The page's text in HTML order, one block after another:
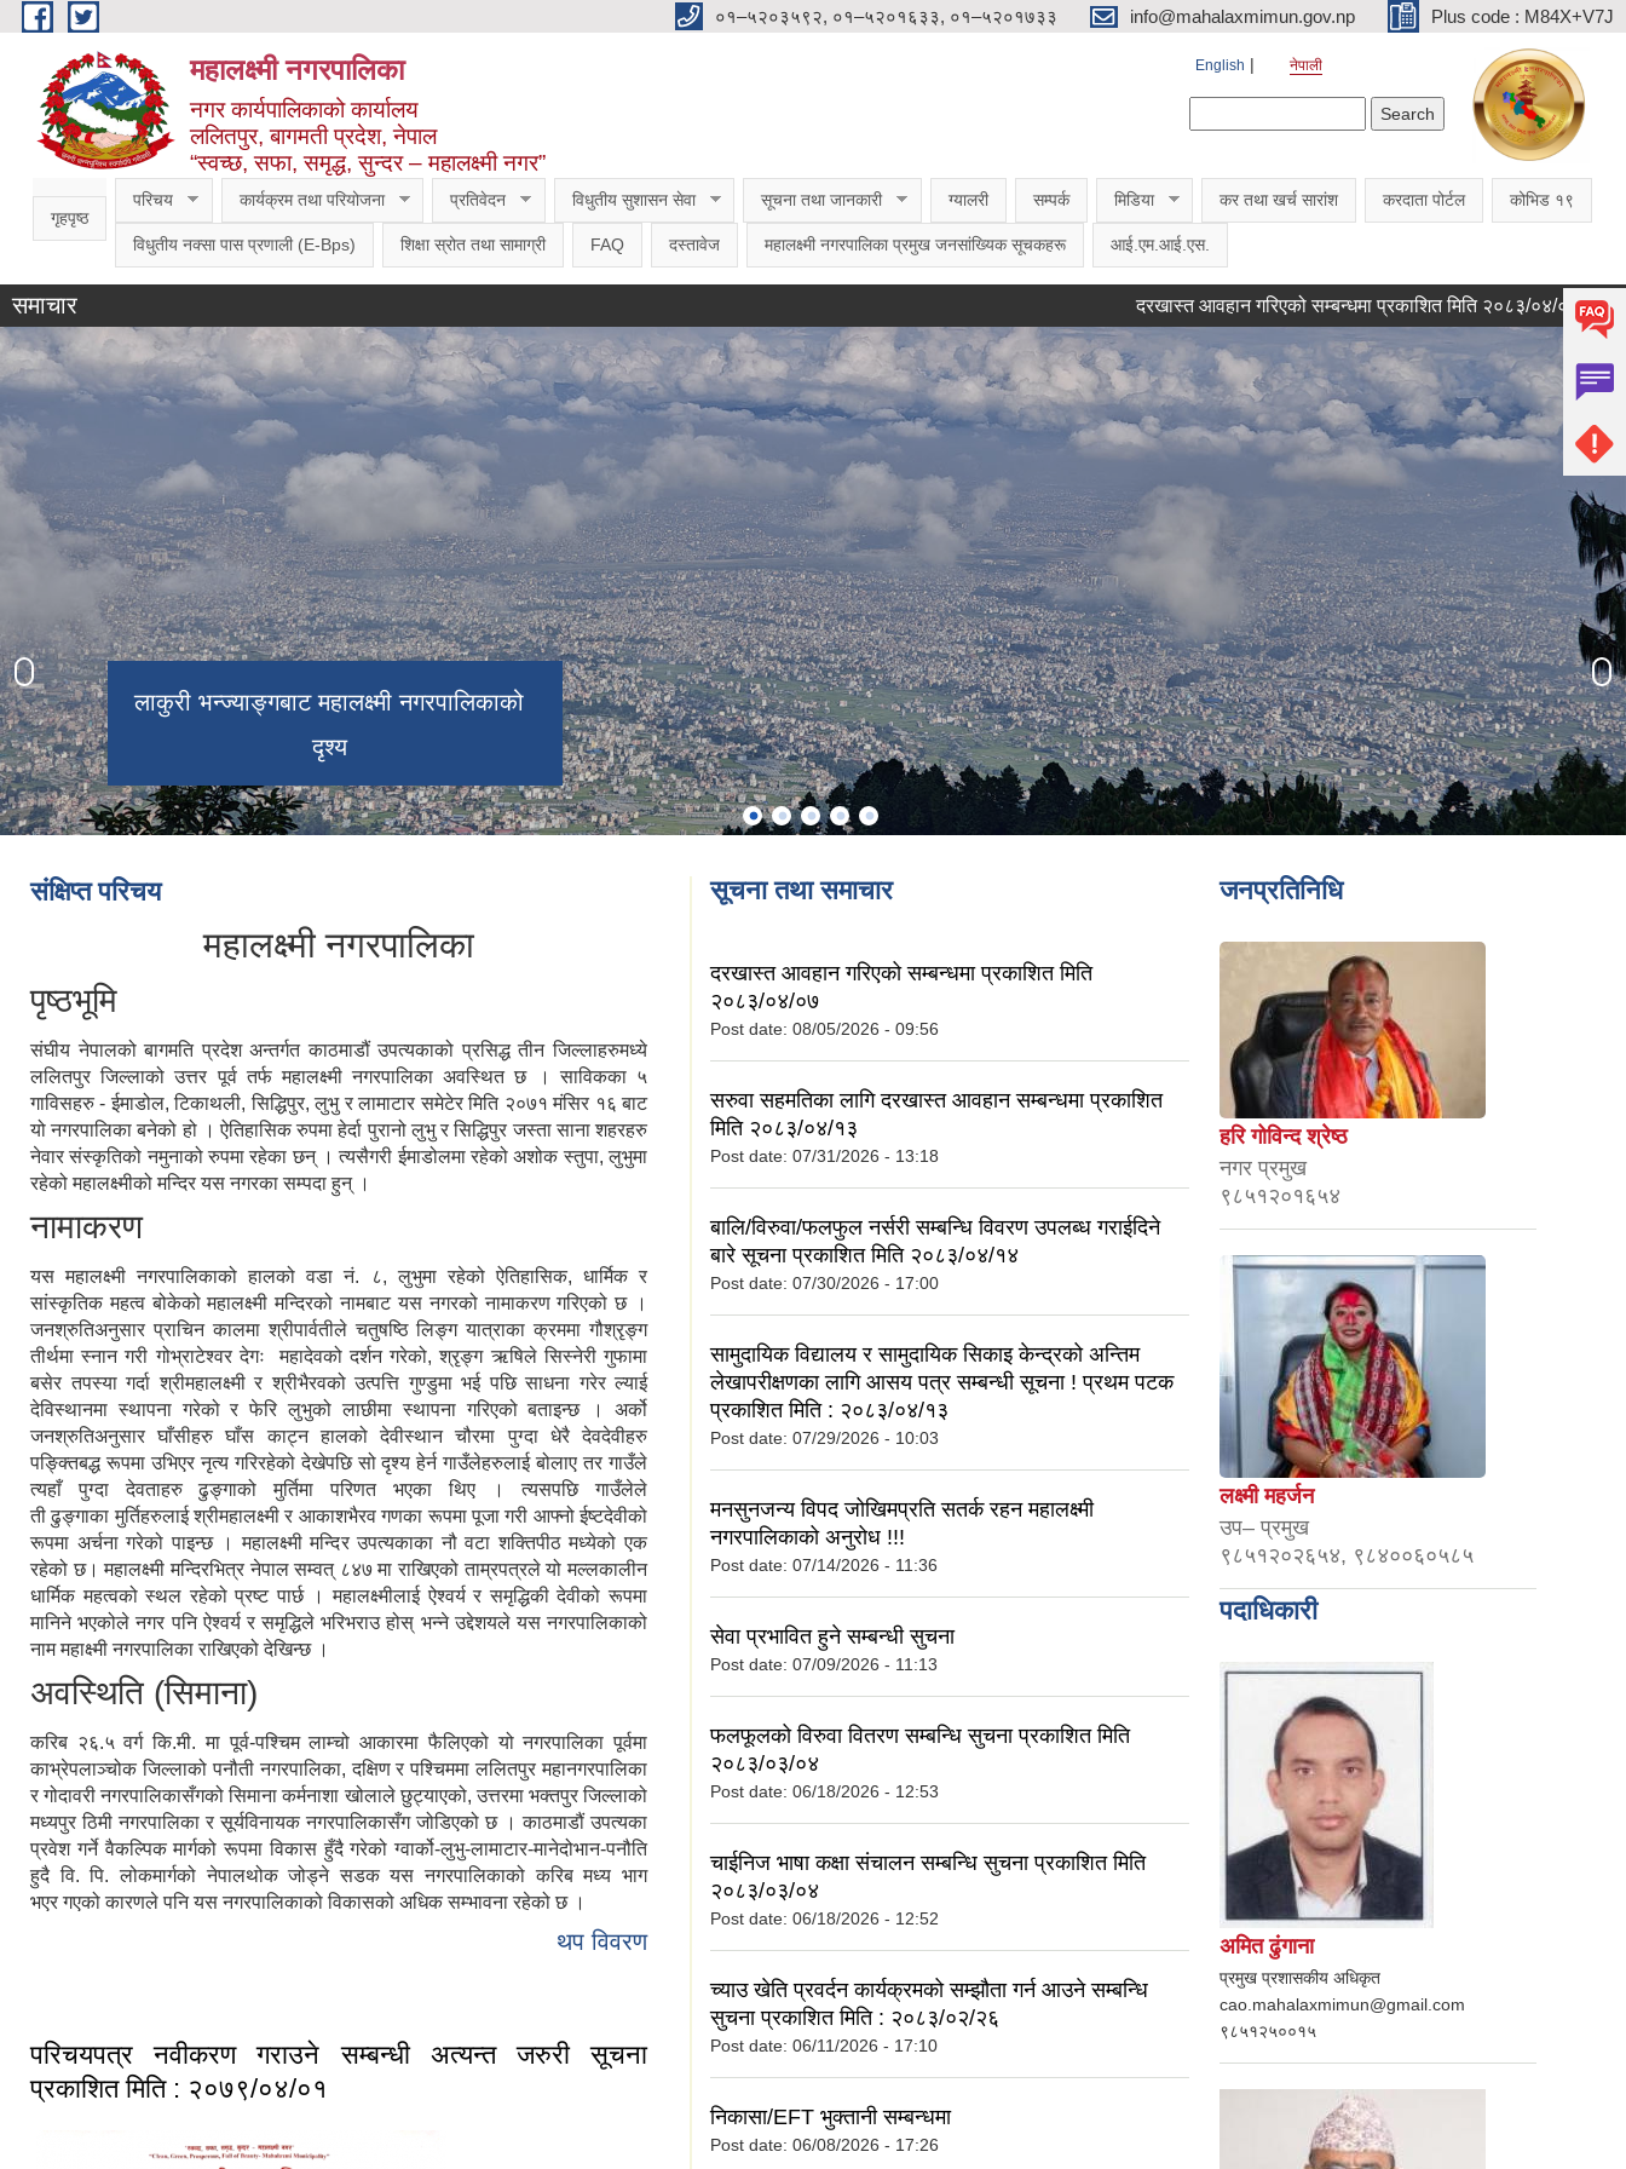
Skip to main content ०१–५२०३५९२, ०१–५२०१६३३, ०१–५२०१७३३ info@mahalaxmimun.gov.np Plus code : M84X+V7J
महालक्ष्मी नगरपालिका
नगर कार्यपालिकाको कार्यालय
ललितपुर, बागमती प्रदेश, नेपाल
“स्वच्छ, सफा, समृद्ध, सुन्दर – महालक्ष्मी नगर”
English नेपाली
गृहपृष्ठ
परिचय कार्यक्रम तथा परियोजना प्रतिवेदन विधुतीय सुशासन सेवा सूचना तथा जानकारी ग्यालरी सम्पर्क मिडिया कर तथा खर्च सारांश करदाता पोर्टल कोभिड १९
विधुतीय नक्सा पास प्रणाली (E-Bps) शिक्षा स्रोत तथा सामाग्री FAQ दस्तावेज महालक्ष्मी नगरपालिका प्रमुख जनसांख्यिक सूचकहरू आई.एम.आई.एस.
समाचार दरखास्त आवहान गरिएको सम्बन्धमा प्रकाशित मिति २०८३/०४/०७ सरुवा
लाकुरी भन्ज्याङ्गबाट महालक्ष्मी नगरपालिकाको
दृश्य
महालक्ष्मी महोत्सव २०८०
संक्षिप्त परिचय
महालक्ष्मी नगरपालिका
पृष्ठभूमि
संघीय नेपालको बागमति प्रदेश अन्तर्गत काठमाडौं उपत्यकाको प्रसिद्ध तीन जिल्लाहरुमध्ये
ललितपुर जिल्लाको उत्तर पूर्व तर्फ महालक्ष्मी नगरपालिका अवस्थित छ । साविकका ५
गाविसहरु - ईमाडोल, टिकाथली, सिद्धिपुर, लुभु र लामाटार समेटेर मिति २०७१ मंसिर १६ बाट
यो नगरपालिका बनेको हो । ऐतिहासिक रुपमा हेर्दा पुरानो लुभु र सिद्धिपुर जस्ता साना शहरहरु
नेवार संस्कृतिको नमुनाको रुपमा रहेका छन् । त्यसैगरी ईमाडोलमा रहेको अशोक स्तुपा, लुभुमा
रहेको महालक्ष्मीको मन्दिर यस नगरका सम्पदा हुन् ।
नामाकरण
यस महालक्ष्मी नगरपालिकाको हालको वडा नं. ८, लुभुमा रहेको ऐतिहासिक, धार्मिक र
सांस्कृतिक महत्व बोकेको महालक्ष्मी मन्दिरको नामबाट यस नगरको नामाकरण गरिएको छ ।
जनश्रुतिअनुसार प्राचिन कालमा श्रीपार्वतीले चतुषष्ठि लिङ्ग यात्राका क्रममा गौश्रृङ्ग
तीर्थमा स्नान गरी गोभ्राटेश्वर देगः महादेवको दर्शन गरेको, श्रृङ्ग ऋषिले सिस्नेरी गुफामा
बसेर तपस्या गर्दा श्रीमहालक्ष्मी र श्रीभैरवको उत्पत्ति गुण्डुमा भई पछि साधना गरेर ल्याई
देविस्थानमा स्थापना गरेको र फेरि लुभुको लाछीमा स्थापना गरिएको बताइन्छ । अर्को
जनश्रुतिअनुसार घाँसीहरु घाँस काट्न हालको देवीस्थान चौरमा पुग्दा धेरै देवदेवीहरु
पङ्क्तिबद्ध रूपमा उभिएर नृत्य गरिरहेको देखेपछि सो दृश्य हेर्न गाउँलेहरुलाई बोलाए तर गाउँले
त्यहाँ पुग्दा देवताहरु ढुङ्गाको मुर्तिमा परिणत भएका थिए । त्यसपछि गाउँलेले
ती ढुङ्गाका मुर्तिहरुलाई श्रीमहालक्ष्मी र आकाशभैरव गणका रूपमा पूजा गरी आफ्नो ईष्टदेवीको
रूपमा अर्चना गरेको पाइन्छ । महालक्ष्मी मन्दिर उपत्यकाका नौ वटा शक्तिपीठ मध्येको एक
रहेको छ। महालक्ष्मी मन्दिरभित्र नेपाल सम्वत् ८४७ मा राखिएको ताम्रपत्रले यो मल्लकालीन
धार्मिक महत्वको स्थल रहेको प्रष्ट पार्छ । महालक्ष्मीलाई ऐश्वर्य र समृद्धिकी देवीको रूपमा
मानिने भएकोले नगर पनि ऐश्वर्य र समृद्धिले भरिभराउ होस् भन्ने उद्देशयले यस नगरपालिकाको
नाम महाक्ष्मी नगरपालिका राखिएको देखिन्छ ।
अवस्थिति (सिमाना)
करिब २६.५ वर्ग कि.मी. मा पूर्व-पश्चिम लाम्चो आकारमा फैलिएको यो नगरपालिका पूर्वमा
काभ्रेपलाञ्चोक जिल्लाको पनौती नगरपालिका, दक्षिण र पश्चिममा ललितपुर महानगरपालिका
र गोदावरी नगरपालिकासँगको सिमाना कर्मनाशा खोलाले छुट्याएको, उत्तरमा भक्तपुर जिल्लाको
मध्यपुर ठिमी नगरपालिका र सूर्यविनायक नगरपालिकासँग जोडिएको छ । काठमाडौं उपत्यका
प्रवेश गर्ने वैकल्पिक मार्गको रूपमा विकास हुँदै गरेको ग्वार्को-लुभु-लामाटार-मानेदोभान-पनौति
हुदै वि. पि. लोकमार्गको नेपालथोक जोड्ने सडक यस नगरपालिकाको करिब मध्य भाग
भएर गएको कारणले पनि यस नगरपालिकाको विकासको अधिक सम्भावना रहेको छ ।
थप विवरण
परिचयपत्र नवीकरण गराउने सम्बन्धी अत्यन्त जरुरी सूचना
प्रकाशित मिति : २०७९/०४/०१
सूचना तथा समाचार
दरखास्त आवहान गरिएको सम्बन्धमा प्रकाशित मिति
२०८३/०४/०७
Post date: 08/05/2026 - 09:56
सरुवा सहमतिका लागि दरखास्त आवहान सम्बन्धमा प्रकाशित
मिति २०८३/०४/१३
Post date: 07/31/2026 - 13:18
बालि/विरुवा/फलफुल नर्सरी सम्बन्धि विवरण उपलब्ध गराईदिने
बारे सूचना प्रकाशित मिति २०८३/०४/१४
Post date: 07/30/2026 - 17:00
सामुदायिक विद्यालय र सामुदायिक सिकाइ केन्द्रको अन्तिम
लेखापरीक्षणका लागि आसय पत्र सम्बन्धी सूचना ! प्रथम पटक
प्रकाशित मिति : २०८३/०४/१३
Post date: 07/29/2026 - 10:03
मनसुनजन्य विपद जोखिमप्रति सतर्क रहन महालक्ष्मी
नगरपालिकाको अनुरोध !!!
Post date: 07/14/2026 - 11:36
सेवा प्रभावित हुने सम्बन्धी सुचना
Post date: 07/09/2026 - 11:13
फलफूलको विरुवा वितरण सम्बन्धि सुचना प्रकाशित मिति
२०८३/०३/०४
Post date: 06/18/2026 - 12:53
चाईनिज भाषा कक्षा संचालन सम्बन्धि सुचना प्रकाशित मिति
२०८३/०३/०४
Post date: 06/18/2026 - 12:52
च्याउ खेति प्रवर्दन कार्यक्रमको सम्झौता गर्न आउने सम्बन्धि
सुचना प्रकाशित मिति : २०८३/०२/२६
Post date: 06/11/2026 - 17:10
निकासा/EFT भुक्तानी सम्बन्धमा
Post date: 06/08/2026 - 17:26
जनप्रतिनिधि
हरि गोविन्द श्रेष्ठ
नगर प्रमुख
९८५१२०१६५४
लक्ष्मी महर्जन
उप– प्रमुख
९८५१२०२६५४, ९८४००६०५८५
पदाधिकारी
अमित ढुंगाना
प्रमुख प्रशासकीय अधिकृत
cao.mahalaxmimun@gmail.com
९८५१२५००१५